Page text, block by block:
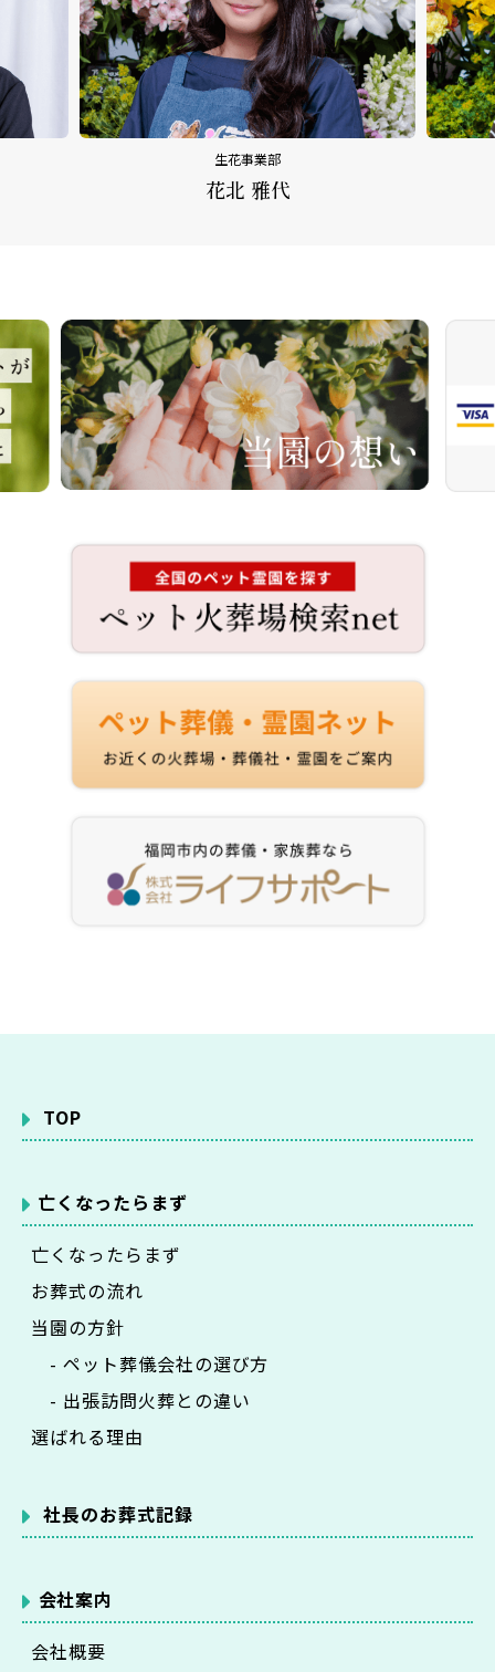
生花事業部
花北 雅代
TOP
亡くなったらまず
亡くなったらまず
お葬式の流れ
当園の方針
- ペット葬儀会社の選び方
- 出張訪問火葬との違い
選ばれる理由
社長のお葬式記録
会社案内
会社概要